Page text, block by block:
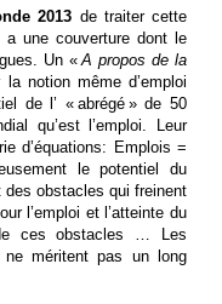
2013 de traiter cette
une couverture dont le
Un «A propos de la
notion même d’emploi
de l’ « abrégé » de 50
qu’est l’emploi. Leur
d’équations: Emplois =
le potentiel du
des obstacles qui freinent
l’emploi et l’atteinte du
ces obstacles … Les
méritent pas un long